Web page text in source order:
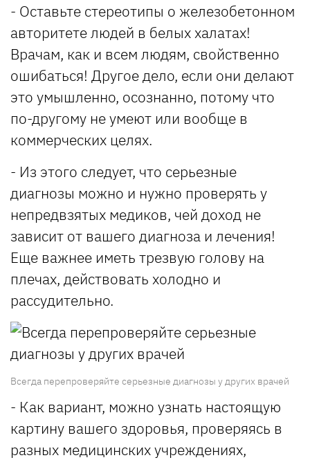
- Оставьте стереотипы о железобетонном
авторитете людей в белых халатах!
Врачам, как и всем людям, свойственно
ошибаться! Другое дело, если они делают
это умышленно, осознанно, потому что
по-другому не умеют или вообще в
коммерческих целях.
- Из этого следует, что серьезные
диагнозы можно и нужно проверять у
непредвзятых медиков, чей доход не
зависит от вашего диагноза и лечения!
Еще важнее иметь трезвую голову на
плечах, действовать холодно и
рассудительно.
Всегда перепроверяйте серьезные диагнозы у других врачей
- Как вариант, можно узнать настоящую
картину вашего здоровья, проверяясь в
разных медицинских учреждениях,